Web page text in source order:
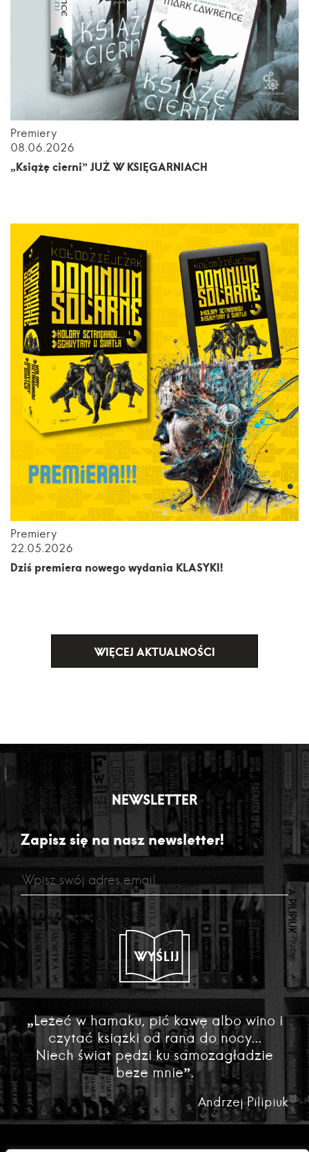
Premiery
08.06.2026
„Książę cierni” JUŻ W KSIĘGARNIACH
Premiery
22.05.2026
Dziś premiera nowego wydania KLASYKI!
WIĘCEJ AKTUALNOŚCI
NEWSLETTER
Zapisz się na nasz newsletter!
WYŚLIJ
„Leżeć w hamaku, pić kawę albo wino i
czytać książki od rana do nocy...
Niech świat pędzi ku samozagładzie
beze mnie”.
Andrzej Pilipiuk